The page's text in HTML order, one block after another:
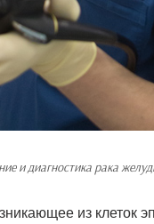
и диагностика рака
из клеток